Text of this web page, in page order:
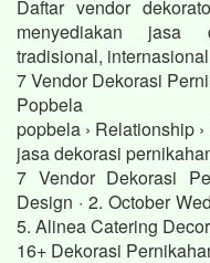
Daftar vendor
menyediakan jasa
tradisional,
7 Vendor Dekorasi
Popbela
popbela › Relationship
jasa dekorasi
7 Vendor Dekorasi
Design · 2. October
5. Alinea Catering
16+ Dekorasi